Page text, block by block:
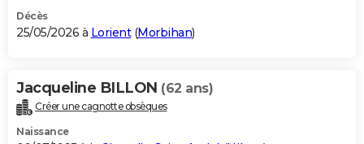
Décès
25/05/2026 à Lorient(Morbihan)
Jacqueline BILLON (62 ans)
Créer une cagnotte obsèques
Naissance